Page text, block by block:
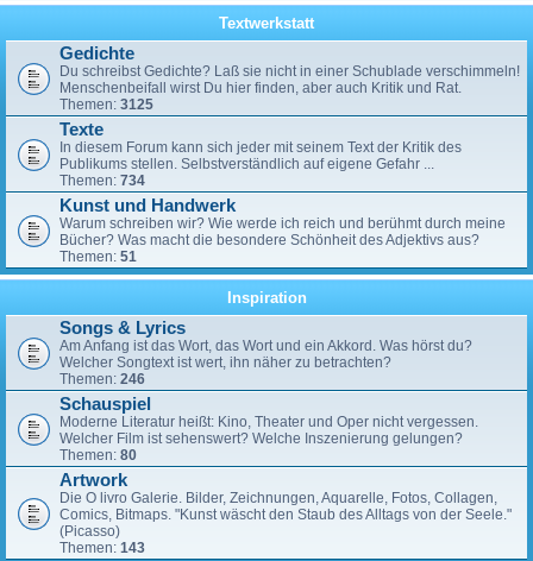
Textwerkstatt
Gedichte
Du schreibst Gedichte? Laß sie nicht in einer Schublade verschimmeln!
Menschenbeifall wirst Du hier finden, aber auch Kritik und Rat.
Themen: 3125
Texte
In diesem Forum kann sich jeder mit seinem Text der Kritik des
Publikums stellen. Selbstverständlich auf eigene Gefahr ...
Themen: 734
Kunst und Handwerk
Warum schreiben wir? Wie werde ich reich und berühmt durch meine
Bücher? Was macht die besondere Schönheit des Adjektivs aus?
Themen: 51
Inspiration
Songs & Lyrics
Am Anfang ist das Wort, das Wort und ein Akkord. Was hörst du?
Welcher Songtext ist wert, ihn näher zu betrachten?
Themen: 246
Schauspiel
Moderne Literatur heißt: Kino, Theater und Oper nicht vergessen.
Welcher Film ist sehenswert? Welche Inszenierung gelungen?
Themen: 80
Artwork
Die O livro Galerie. Bilder, Zeichnungen, Aquarelle, Fotos, Collagen,
Comics, Bitmaps. "Kunst wäscht den Staub des Alltags von der Seele."
(Picasso)
Themen: 143